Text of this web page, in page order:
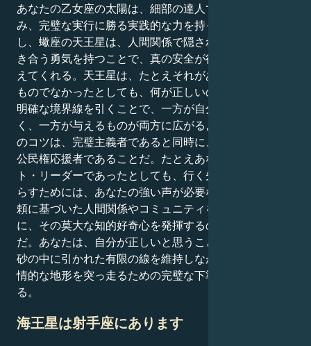
あなたの乙女座の太陽は、細部の達人でありたいと望
み、完璧な実行に勝る実践的な力を持っています。しか
し、蠍座の天王星は、人間関係で隠されていることに向
き合う勇気を持つことで、真の安全が得られることを教
えてくれる。天王星は、たとえそれがあまり気分のいい
ものでなかったとしても、何が正しいのかを直視させ、
明確な境界線を引くことで、一方が自分を失うことな
く、一方が与えるものが両方に広がるようにします。そ
のコツは、完璧主義者であると同時に、地球上で最大の
公民権応援者であることだ。たとえあなたがサイレン
ト・リーダーであったとしても、行く先々で平和をもた
らすためには、あなたの強い声が必要なのだ。尊敬と信
頼に基づいた人間関係やコミュニティを構築するため
に、その莫大な知的好奇心を発揮するのがあなたの仕事
だ。あなたは、自分が正しいと思うことについて、常に
砂の中に引かれた有限の線を維持しながら、激動する感
情的な地形を突っ走るための完璧な下準備ができてい
る。
海王星は射手座にあります